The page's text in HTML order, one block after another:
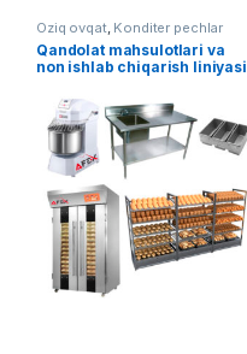
Oziq ovqat, Konditer pechlar
Qandolat mahsulotlari va
non ishlab chiqarish liniyasi